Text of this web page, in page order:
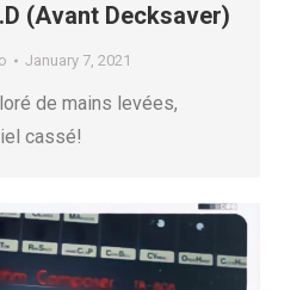
(Avant Decksaver)
January 7, 2021
de mains levées,
cassé!